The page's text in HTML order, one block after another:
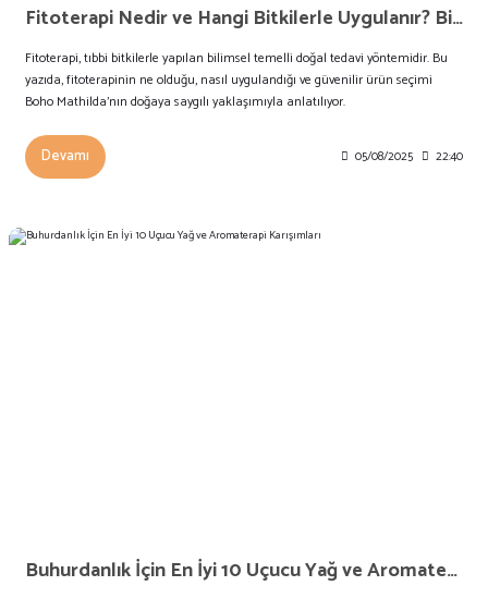
Fitoterapi Nedir ve Hangi Bitkilerle Uygulanır? Bilimsel ve Doğal Şifa Rehberi
Fitoterapi, tıbbi bitkilerle yapılan bilimsel temelli doğal tedavi yöntemidir. Bu
yazıda, fitoterapinin ne olduğu, nasıl uygulandığı ve güvenilir ürün seçimi
Boho Mathilda’nın doğaya saygılı yaklaşımıyla anlatılıyor.
Devamı 05/08/2025 22:40
Buhurdanlık İçin En İyi 10 Uçucu Yağ ve Aromaterapi Karışımları